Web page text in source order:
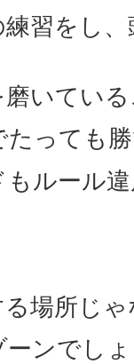
習をし
磨いてい
っても
ルール
場所じ
ンでし